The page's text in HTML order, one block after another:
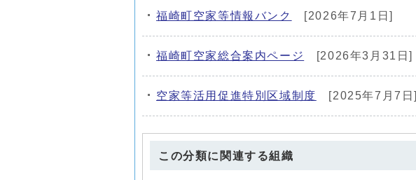
メインメニュー
福崎町空家等情報バンク [2026年7月1日]
福崎町空家総合案内ページ [2026年3月31日]
空家等活用促進特別区域制度 [2025年7月7日]
この分類に関連する組織